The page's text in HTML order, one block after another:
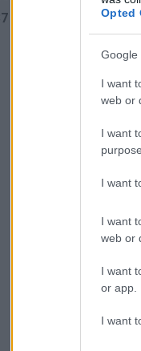
Opted
Google
I want
web or
I want
I want
I want
web or
I want
or app.
I want
fok között alakula